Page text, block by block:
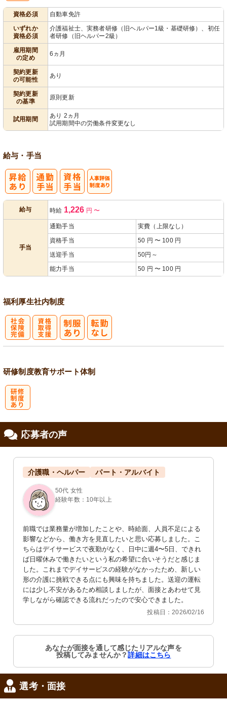
資格必須
自動車免許
いずれか
資格必須
介護福祉士、実務者研修（旧ヘルパー1級・基礎研修）、初任
者研修（旧ヘルパー2級）
雇用期間
の定め
6ヵ月
契約更新
の可能性
あり
契約更新
の基準
原則更新
試用期間
あり 2ヵ月
試用期間中の労働条件変更なし
給与・手当
給与 時給 1,226 円 〜
手当
通勤手当
実費（上限なし）
資格手当
50 円 〜 100 円
送迎手当
50円～
能力手当
50 円 〜 100 円
福利厚生社内制度
研修制度教育サポート体制
応募者の声
介護職・ヘルパー パート・アルバイト
50代 女性
経験年数：10年以上
前職では業務量が増加したことや、時給面、人員不足による
影響などから、働き方を見直したいと思い応募しました。こ
ちらはデイサービスで夜勤がなく、日中に週4〜5日、できれ
ば日曜休みで働きたいという私の希望に合いそうだと感じま
した。これまでデイサービスの経験がなかったため、新しい
形の介護に挑戦できる点にも興味を持ちました。送迎の運転
には少し不安があるため相談しましたが、面接とあわせて見
学しながら確認できる流れだったので安心できました。
投稿日：2026/02/16
あなたが面接を通して感じたリアルな声を
投稿してみませんか？詳細はこちら
選考・面接